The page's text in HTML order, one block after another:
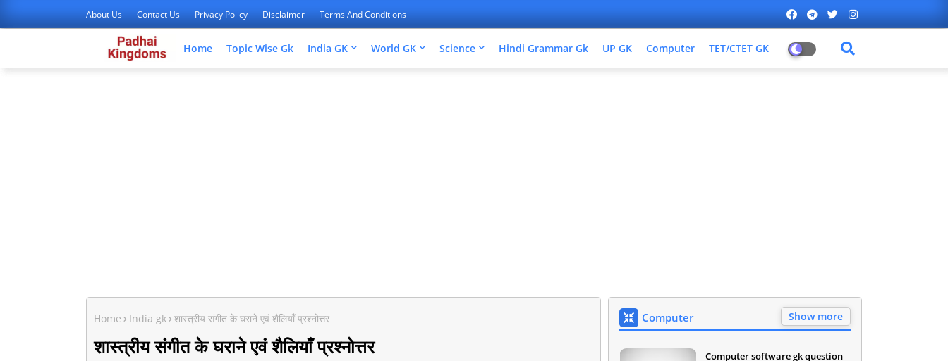
About Us Contact Us Privacy Policy Disclaimer Terms And Conditions
Home Topic Wise Gk India GK World GK Science Hindi Grammar Gk UP GK Computer TET/CTET GK
Home India gk शास्त्रीय संगीत के घराने एवं शैलियाँ प्रश्नोत्तर
शास्त्रीय संगीत के घराने एवं शैलियाँ प्रश्नोत्तर
Computer Show more
Computer software gk question